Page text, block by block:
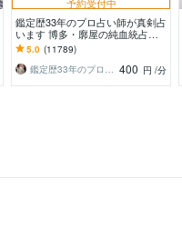
鑑定歴33年のプロ占い師が真剣占
います 博多・廓屋の純血統占い
祈願師 雷鳥
5.0 (11789)
鑑定歴33年のプロ占い師 雷鳥 400 円 /分